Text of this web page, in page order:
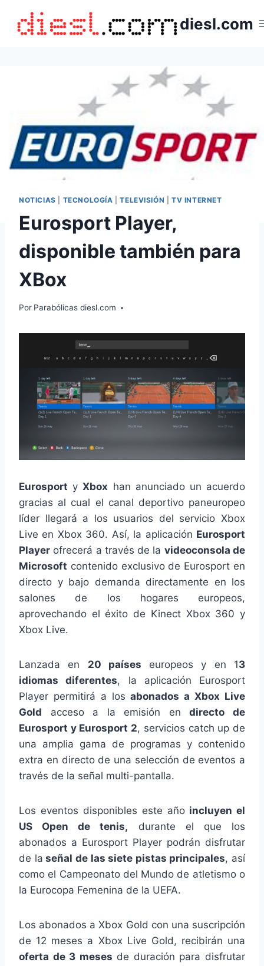
contenido
diesl.com
NOTICIAS TECNOLOGÍA |TELEVISIÓN |TV INTERNET
Eurosport Player,
disponible también para
XBox
Por Parabólicas diesl.com
Eurosport yXbox han anunciado un acuerdo
gracias al cual el canal deportivo paneuropeo
líder llegará a los usuarios del servicio Xbox
Live en Xbox 360. Así, la aplicación Eurosport
Player ofrecerá a través de la videoconsola de
Microsoft contenido exclusivo de Eurosport en
directo y bajo demanda directamente en los
salones de los hogares europeos,
aprovechando el éxito de Kinect Xbox 360 y
Xbox Live.
Lanzada en 20 países europeos y en 13
idiomas diferentes, la aplicación Eurosport
Player permitirá a losabonados a Xbox Live
Gold acceso a la emisión endirecto de
Eurosport y Eurosport 2, servicios catch up de
una amplia gama de programas y contenido
extra en directo de una selección de eventos a
través de la señal multi-pantalla.
Los eventos disponibles este año incluyen el
US Open de tenis, durante el que los
abonados a Eurosport Player podrán disfrutar
de la señal de las siete pistas principales, así
como el Campeonato del Mundo de atletismo o
la Eurocopa Femenina de la UEFA.
Los abonados a Xbox Gold con una suscripción
de 12 meses a Xbox Live Gold, recibirán una
oferta de 3 meses de duración para disfrutar